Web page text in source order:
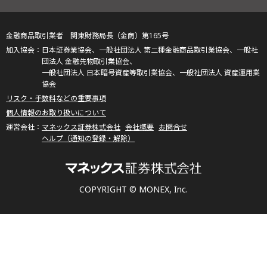
COPYRIGHT © MONEX, Inc.
金融商品取引業者 関東財務局長（金商）第165号
日本証券業協会、一般社団法人 第二種金融商品取引業協会、一般社
団法人 金融先物取引業協会、
一般社団法人 日本暗号資産等取引業協会、一般社団法人 資産運用業
協会
リスク・手数料などの重要事項
個人情報のお取り扱いについて
マネックス証券株式会社 会社概要 お問合せ
ヘルプ（通知の登録・解除）